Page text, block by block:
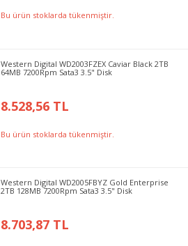
Bu ürün stoklarda tükenmiştir.
Western Digital WD2003FZEX Caviar Black 2TB
64MB 7200Rpm Sata3 3.5" Disk
8.528,56 TL
Bu ürün stoklarda tükenmiştir.
Western Digital WD2005FBYZ Gold Enterprise
2TB 128MB 7200Rpm Sata3 3.5" Disk
8.703,87 TL